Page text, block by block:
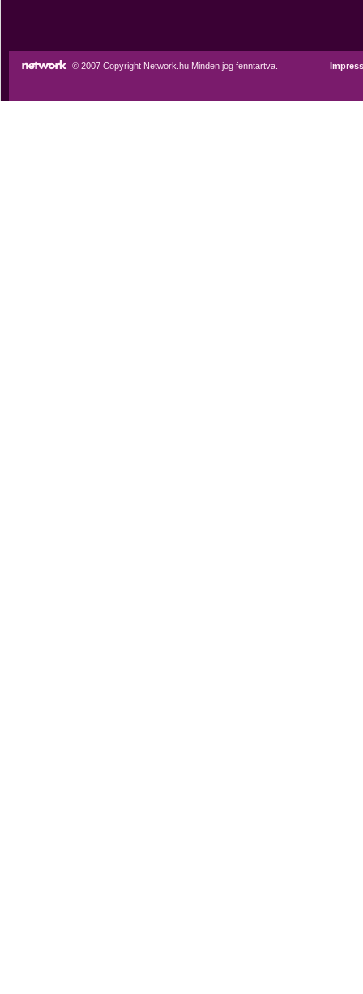
© 2007 Copyright Network.hu Minden jog fenntartva.